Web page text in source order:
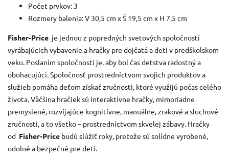
Počet prvkov: 3
Rozmery balenia: V 30,5 cm x Š 19,5 cm x H 7,5 cm
Fisher-Price je jednou z popredných svetových spoločností
vyrábajúcich vybavenie a hračky pre dojčatá a deti v predškolskom
veku. Poslaním spoločnosti je, aby bol čas detstva radostný a
obohacujúci. Spoločnosť prostredníctvom svojich produktov a
služieb pomáha deťom získať zručnosti, ktoré využijú počas celého
života. Väčšina hračiek sú interaktívne hračky, mimoriadne
premyslené, rozvíjajúce kognitívne, manuálne, zrakové a sluchové
zručnosti, a to všetko – prostredníctvom skvelej zábavy. Hračky
od Fisher-Price budú slúžiť roky, pretože sú solídne vyrobené,
odolné a bezpečné pre deti.